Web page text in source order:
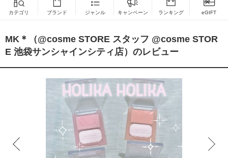
カテゴリ ブランド ジャンル キャンペーン ランキング eGIFT
MK＊（@cosme STORE スタッフ @cosme STOR
E 池袋サンシャインシティ店）のレビュー